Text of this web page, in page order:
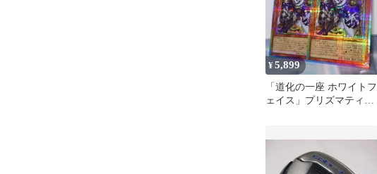
¥5,899
「道化の一座 ホワイトフ
ェイス」プリズマティッ